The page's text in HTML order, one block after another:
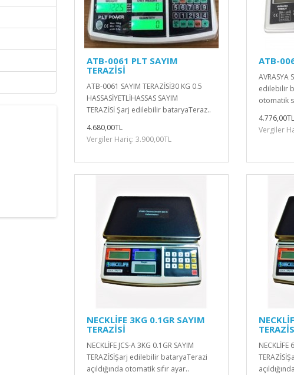
ATB-0061 PLT SAYIM
TERAZİSİ
ATB-0061 SAYIM TERAZİSİ30 KG 0.5
HASSASİYETLİHASSAS SAYIM
TERAZİSİ Şarj edilebilir bataryaTeraz..
4.680,00TL
Vergiler Hariç: 3.900,00TL
ATB-
AVRASYA
edilebilir
otomatik
4.776,00TL
Vergiler
NECKLİFE 3KG 0.1GR SAYIM
TERAZİSİ
NECKLİFE JCS-A 3KG 0.1GR SAYIM
TERAZİSİŞarj edilebilir bataryaTerazi
açıldığında otomatik sıfır ayar..
NECKLİFE